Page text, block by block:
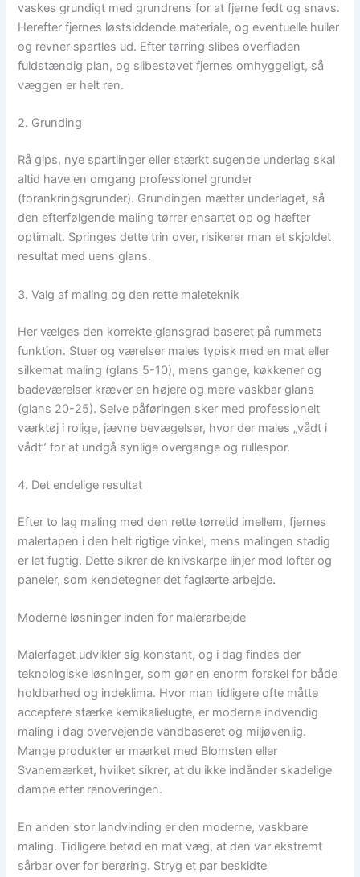
vaskes grundigt med grundrens for at fjerne fedt og snavs.
Herefter fjernes løstsiddende materiale, og eventuelle huller
og revner spartles ud. Efter tørring slibes overfladen
fuldstændig plan, og slibestøvet fjernes omhyggeligt, så
væggen er helt ren.
2. Grunding
Rå gips, nye spartlinger eller stærkt sugende underlag skal
altid have en omgang professionel grunder
(forankringsgrunder). Grundingen mætter underlaget, så
den efterfølgende maling tørrer ensartet op og hæfter
optimalt. Springes dette trin over, risikerer man et skjoldet
resultat med uens glans.
3. Valg af maling og den rette maleteknik
Her vælges den korrekte glansgrad baseret på rummets
funktion. Stuer og værelser males typisk med en mat eller
silkemat maling (glans 5-10), mens gange, køkkener og
badeværelser kræver en højere og mere vaskbar glans
(glans 20-25). Selve påføringen sker med professionelt
værktøj i rolige, jævne bevægelser, hvor der males „vådt i
vådt” for at undgå synlige overgange og rullespor.
4. Det endelige resultat
Efter to lag maling med den rette tørretid imellem, fjernes
malertapen i den helt rigtige vinkel, mens malingen stadig
er let fugtig. Dette sikrer de knivskarpe linjer mod lofter og
paneler, som kendetegner det faglærte arbejde.
Moderne løsninger inden for malerarbejde
Malerfaget udvikler sig konstant, og i dag findes der
teknologiske løsninger, som gør en enorm forskel for både
holdbarhed og indeklima. Hvor man tidligere ofte måtte
acceptere stærke kemikalielugte, er moderne indvendig
maling i dag overvejende vandbaseret og miljøvenlig.
Mange produkter er mærket med Blomsten eller
Svanemærket, hvilket sikrer, at du ikke indånder skadelige
dampe efter renoveringen.
En anden stor landvinding er den moderne, vaskbare
maling. Tidligere betød en mat væg, at den var ekstremt
sårbar over for berøring. Stryg et par beskidte